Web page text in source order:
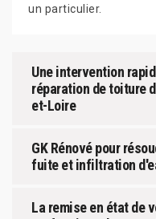
un particulier.
Une intervention
réparation de toiture
et-Loire
GK Rénové pour
fuite et infiltration
La remise en état de